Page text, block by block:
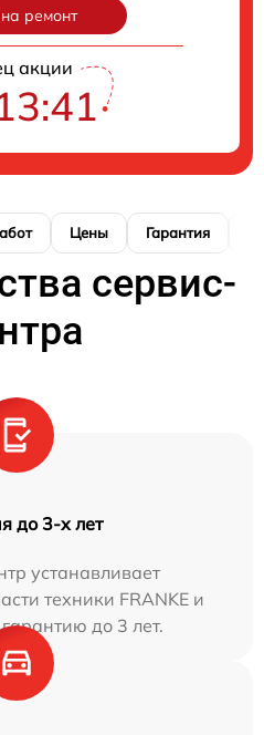
ремонт
акции
Цены Гарантия
сервис-
до 3-х лет
устанавливает
техники FRANKE и
до 3 лет.